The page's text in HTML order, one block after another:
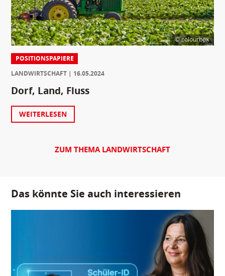
© colourbox
POSITIONSPAPIERE
LANDWIRTSCHAFT
16.05.2024
Dorf, Land, Fluss
WEITERLESEN
ZUM THEMA LANDWIRTSCHAFT
Das könnte Sie auch interessieren